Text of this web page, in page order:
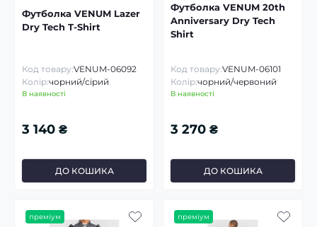
Футболка VENUM Lazer
Dry Tech T-Shirt
Код товару:VENUM-06092
Колір:чорний/сірий
В наявності
3 140 ₴
ДО КОШИКА
Футболка VENUM 20th
Anniversary Dry Tech
Shirt
Код товару:VENUM-06101
Колір:чорний/червоний
В наявності
3 270 ₴
ДО КОШИКА
преміум преміум